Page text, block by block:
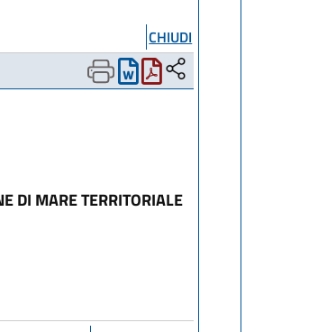
CHIUDI
DI MARE TERRITORIALE